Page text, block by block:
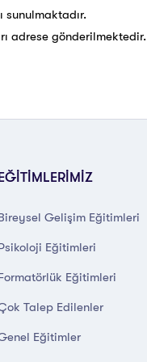
sunulmaktadır.
adrese gönderilmektedir.
Gelişim Eğitimleri
Eğitimleri
Eğitimleri
Talep Edilenler
Eğitimler